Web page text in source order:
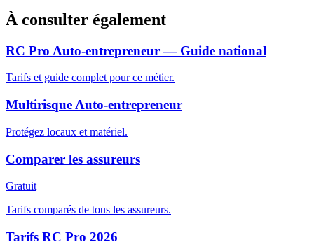
À consulter également
RC Pro Auto-entrepreneur — Guide national
Tarifs et guide complet pour ce métier.
Multirisque Auto-entrepreneur
Protégez locaux et matériel.
Comparer les assureurs
Gratuit
Tarifs comparés de tous les assureurs.
Tarifs RC Pro 2026